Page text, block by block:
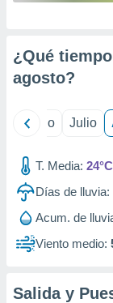
e
mediante
publicidad
publicidad
de
1199
¿Qué
agosto?
Junio Julio
T. Media: 24°C
Días de lluvia:
Acum. de
Viento medio:
Salida y